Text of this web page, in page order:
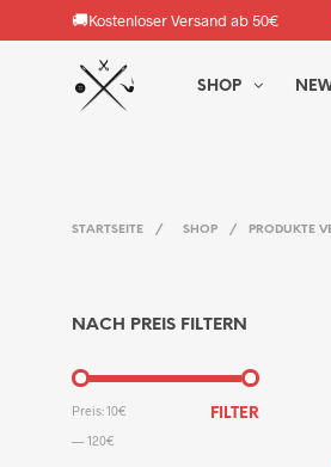
🚚Kostenloser Versand ab 50€
SHOP
STARTSEITE / SHOP / PRODUKTE
NACH PREIS FILTERN
MIN.
PREIS
MAX.
PREIS
FILTER
Preis:10€
—120€